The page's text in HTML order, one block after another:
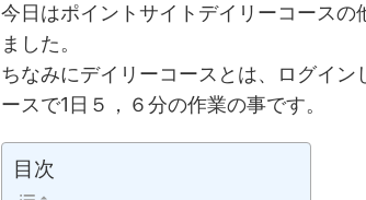
今日はポイントサイトデイリーコース
ました。
ちなみにデイリーコースとは、ログイ
ースで1日５，６分の作業の事です。
目次